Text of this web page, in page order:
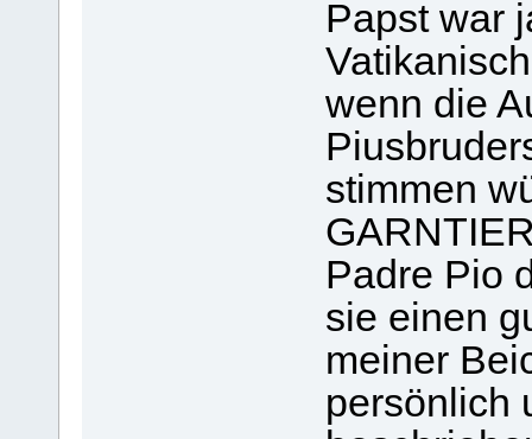
Papst war
wenn die
stimmen
Padre Pio
sie einen
meiner
persönlich